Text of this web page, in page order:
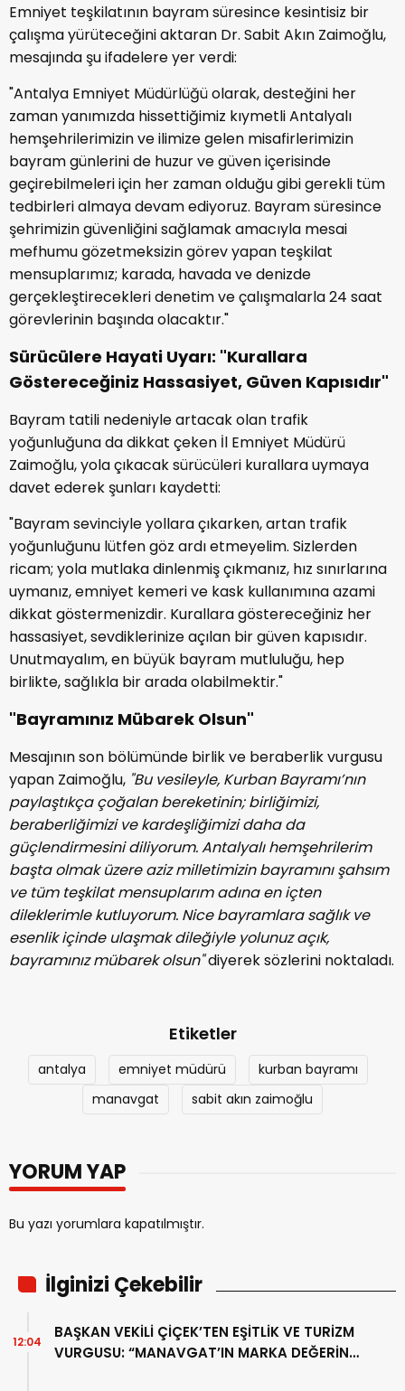
Emniyet teşkilatının bayram süresince kesintisiz bir
çalışma yürüteceğini aktaran Dr. Sabit Akın Zaimoğlu,
mesajında şu ifadelere yer verdi:
"Antalya Emniyet Müdürlüğü olarak, desteğini her
zaman yanımızda hissettiğimiz kıymetli Antalyalı
hemşehrilerimizin ve ilimize gelen misafirlerimizin
bayram günlerini de huzur ve güven içerisinde
geçirebilmeleri için her zaman olduğu gibi gerekli tüm
tedbirleri almaya devam ediyoruz. Bayram süresince
şehrimizin güvenliğini sağlamak amacıyla mesai
mefhumu gözetmeksizin görev yapan teşkilat
mensuplarımız; karada, havada ve denizde
gerçekleştirecekleri denetim ve çalışmalarla 24 saat
görevlerinin başında olacaktır."
Sürücülere Hayati Uyarı: "Kurallara
Göstereceğiniz Hassasiyet, Güven Kapısıdır"
Bayram tatili nedeniyle artacak olan trafik
yoğunluğuna da dikkat çeken İl Emniyet Müdürü
Zaimoğlu, yola çıkacak sürücüleri kurallara uymaya
davet ederek şunları kaydetti:
"Bayram sevinciyle yollara çıkarken, artan trafik
yoğunluğunu lütfen göz ardı etmeyelim. Sizlerden
ricam; yola mutlaka dinlenmiş çıkmanız, hız sınırlarına
uymanız, emniyet kemeri ve kask kullanımına azami
dikkat göstermenizdir. Kurallara göstereceğiniz her
hassasiyet, sevdiklerinize açılan bir güven kapısıdır.
Unutmayalım, en büyük bayram mutluluğu, hep
birlikte, sağlıkla bir arada olabilmektir."
"Bayramınız Mübarek Olsun"
Mesajının son bölümünde birlik ve beraberlik vurgusu
yapan Zaimoğlu, "Bu vesileyle, Kurban Bayramı’nın
paylaştıkça çoğalan bereketinin; birliğimizi,
beraberliğimizi ve kardeşliğimizi daha da
güçlendirmesini diliyorum. Antalyalı hemşehrilerim
başta olmak üzere aziz milletimizin bayramını şahsım
ve tüm teşkilat mensuplarım adına en içten
dileklerimle kutluyorum. Nice bayramlara sağlık ve
esenlik içinde ulaşmak dileğiyle yolunuz açık,
bayramınız mübarek olsun"diyerek sözlerini noktaladı.
Etiketler
antalya emniyet müdürü
kurban bayramı
manavgat
sabit akın zaimoğlu
YORUM YAP
Bu yazı yorumlara kapatılmıştır.
İlginizi Çekebilir
BAŞKAN VEKİLİ ÇİÇEK’TEN EŞİTLİK VE TURİZM
VURGUSU: “MANAVGAT’IN MARKA DEĞERİNE
12:04